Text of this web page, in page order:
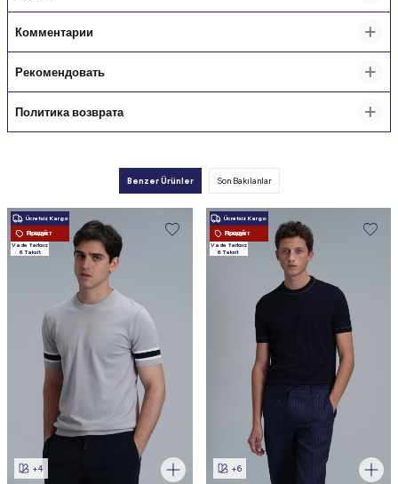
Комментарии
Рекомендовать
Политика возврата
Benzer Ürünler Son Bakılanlar
Ücretsiz Kargo
Новый Продукт
Vade farksız
6 Taksit
+4
Ücretsiz Kargo
Новый Продукт
Vade farksız
6 Taksit
+6